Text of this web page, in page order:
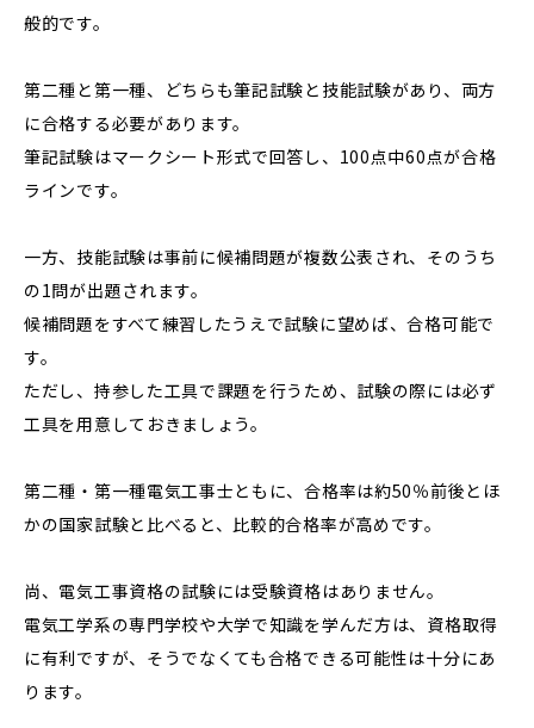
般的です。
第二種と第一種、どちらも筆記試験と技能試験があり、両方
に合格する必要があります。
筆記試験はマークシート形式で回答し、100点中60点が合格
ラインです。
一方、技能試験は事前に候補問題が複数公表され、そのうち
の1問が出題されます。
候補問題をすべて練習したうえで試験に望めば、合格可能で
す。
ただし、持参した工具で課題を行うため、試験の際には必ず
工具を用意しておきましょう。
第二種・第一種電気工事士ともに、合格率は約50％前後とほ
かの国家試験と比べると、比較的合格率が高めです。
尚、電気工事資格の試験には受験資格はありません。
電気工学系の専門学校や大学で知識を学んだ方は、資格取得
に有利ですが、そうでなくても合格できる可能性は十分にあ
ります。